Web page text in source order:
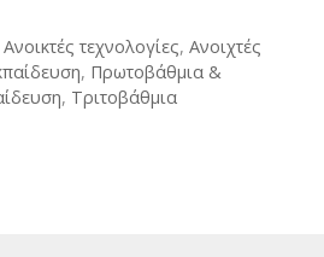
Ανοικτές τεχνολογίες, Ανοιχτές
, Πρωτοβάθμια &
, Τριτοβάθμια